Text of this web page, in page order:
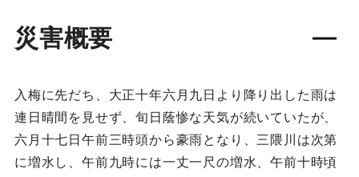
災害概要
入梅に先だち、大正十年六月九日より降り出した雨は
連日晴間を見せず、旬日蔭惨な天気が続いていたが、
六月十七日午前三時頭から豪雨となり、三隈川は次第
に増水し、午前九時には一丈一尺の増水、午前十時頃